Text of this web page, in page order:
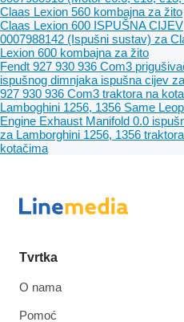
Claas Lexion 560 kombajna za žito
Claas Lexion 600 ISPUŠNA CIJEV
0007988142 (Ispušni sustav) za
Lexion 600 kombajna za žito
Fendt 927 930 936 Com3
ispušnog dimnjaka ispušna cijev
927 930 936 Com3 traktora na
Lamboghini 1256, 1356 Same
Engine Exhaust Manifold 0.0
za Lamborghini 1256, 1356
kotačima
Tvrtka
O nama
Pomoć